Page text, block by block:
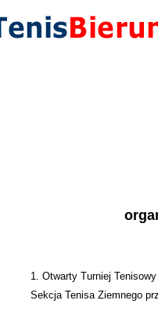
1. Otwarty Turniej
Sekcja Tenisa Ziemnego